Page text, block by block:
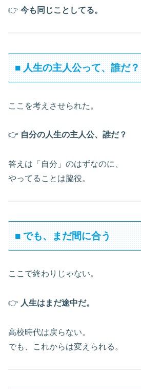
👉 今も同じことしてる。
■ 人生の主人公って、誰だ？
ここを考えさせられた。
👉 自分の人生の主人公、誰だ？
答えは「自分」のはずなのに、
やってることは脇役。
■ でも、まだ間に合う
ここで終わりじゃない。
👉 人生はまだ途中だ。
高校時代は戻らない。
でも、これからは変えられる。